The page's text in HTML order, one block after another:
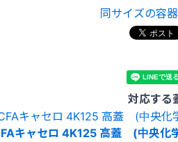
同サイズの容
対応する
キャセロ 4K125 高蓋 (中央化